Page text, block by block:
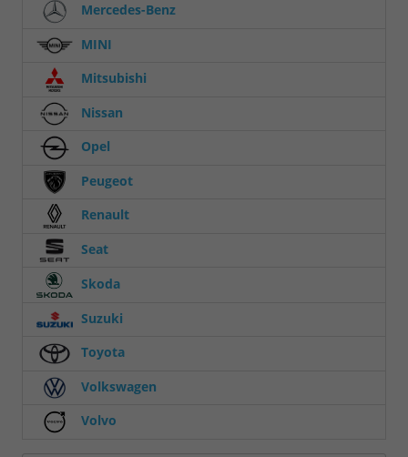
Mercedes-Benz
MINI
Mitsubishi
Nissan
Opel
Peugeot
Renault
Seat
Skoda
Suzuki
Toyota
Volkswagen
Volvo